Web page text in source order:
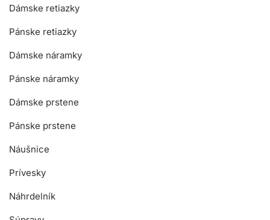
Dámske retiazky
Pánske retiazky
Dámske náramky
Pánske náramky
Dámske prstene
Pánske prstene
Náušnice
Prívesky
Náhrdelník